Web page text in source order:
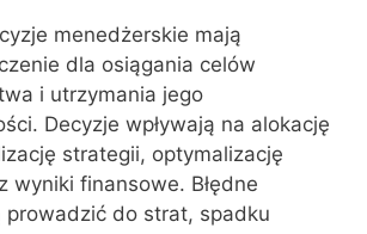
menedżerskie mają
dla osiągania celów
i utrzymania jego
Decyzje wpływają na alokację
strategii, optymalizację
wyniki finansowe. Błędne
prowadzić do strat, spadku